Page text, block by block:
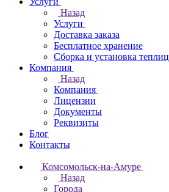
Назад
Услуги
Доставка заказа
Бесплатное хранение
Сборка и установка теплиц
Компания
Назад
Компания
Лицензии
Документы
Реквизиты
Блог
Контакты
Комсомольск-на-Амуре
Назад
Города